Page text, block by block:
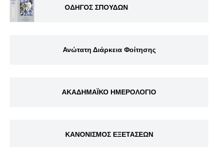
ΟΔΗΓΟΣ ΣΠΟΥΔΩΝ
Ανώτατη Διάρκεια Φοίτησης
ΑΚΑΔΗΜΑΪΚΟ ΗΜΕΡΟΛΟΓΙΟ
ΚΑΝΟΝΙΣΜΟΣ ΕΞΕΤΑΣΕΩΝ